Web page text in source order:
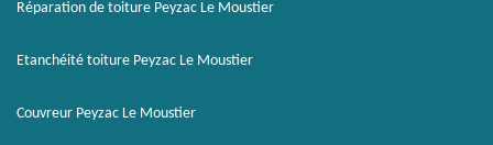
Réparation de toiture Peyzac Le Moustier
Etanchéité toiture Peyzac Le Moustier
Couvreur Peyzac Le Moustier